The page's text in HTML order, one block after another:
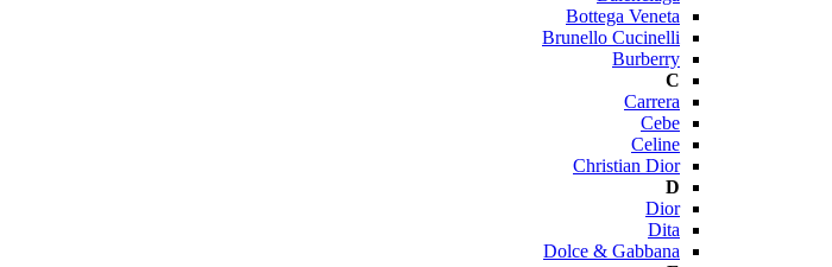
Bottega Veneta
Brunello Cucinelli
Burberry
C
Carrera
Cebe
Celine
Christian Dior
D
Dior
Dita
Dolce & Gabbana